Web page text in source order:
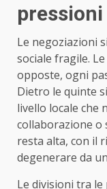
pressioni
Le negoziazioni
sociale fragile.
opposte, ogni
Dietro le quinte
livello locale che
collaborazione o
resta alta, con il
degenerare da
Le divisioni tra